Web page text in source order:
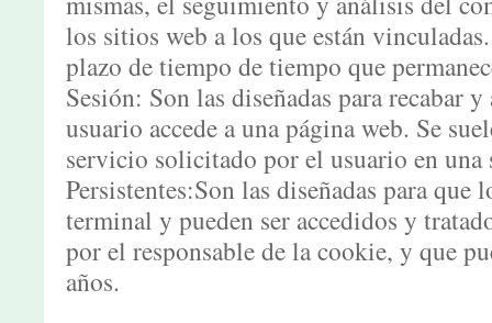
los sitios web a los que están
plazo de tiempo de tiempo que
Sesión: Son las diseñadas para recabar
usuario accede a una página web. Se
servicio solicitado por el usuario en
Persistentes:Son las diseñadas para que
terminal y pueden ser accedidos y
por el responsable de la cookie, y que
años.